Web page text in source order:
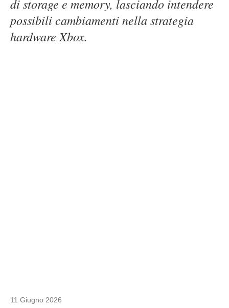
di storage e memory, lasciando intendere
possibili cambiamenti nella strategia
hardware Xbox.
11 Giugno 2026